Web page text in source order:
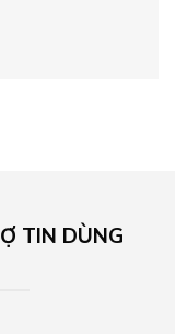
Tèo
30 năm miệt mài